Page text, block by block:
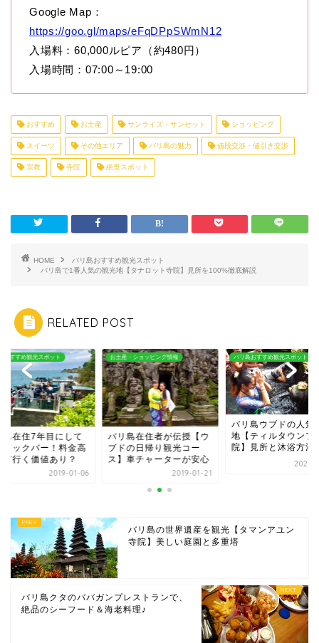
Google Map：
https://goo.gl/maps/eFqDPpSWmN12
入場料：60,000ルピア（約480円）
入場時間：07:00～19:00
おすすめ お土産 サンライズ・サンセット ショッピング
スイーツ その他エリア バリ島の魅力 値段交渉・値引き交渉
宗教 寺院 絶景スポット
HOME
バリ島おすすめ観光スポット
バリ島で1番人気の観光地【タナロット寺院】見所を100%徹底解説
RELATED POST
・ショッピング情報
島在住者が伝授【ウ
の日帰り観光コー
車チャーターが安心
2019-01-21
バリ島おすすめ観光スポット
バリ島ウブドの人気観光
地【ティルタウンプル寺
院】見所と沐浴方法
2023-03-07
バリ島おすすめ観光スポット
バリ島在住7年目に
夢のロックバー！料
いけど行く価値あり
バリ島の世界遺産を観光【タマンアユン
寺院】美しい庭園と多重塔
バリ島クタのババガンプレストランで、
絶品のシーフード＆海老料理♪